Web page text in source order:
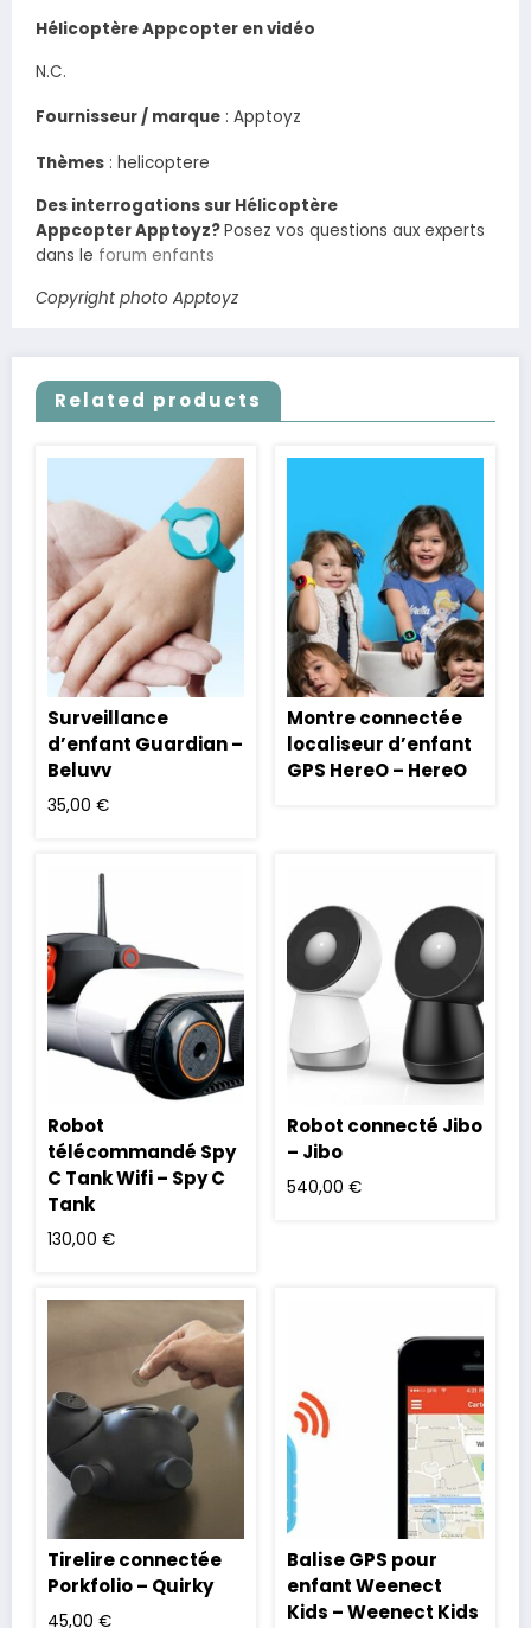
Hélicoptère Appcopter en vidéo
N.C.
Fournisseur / marque : Apptoyz
Thèmes : helicoptere
Des interrogations sur Hélicoptère
Appcopter Apptoyz?Posez vos questions aux experts
dans le forum enfants
Copyright photo Apptoyz
Related products
Surveillance
d’enfant Guardian –
Beluvv
35,00 €
Montre connectée
localiseur d’enfant
GPS HereO – HereO
Robot
télécommandé Spy
C Tank Wifi – Spy C
Tank
130,00 €
Robot connecté Jibo
– Jibo
540,00 €
Tirelire connectée
Porkfolio – Quirky
45,00 €
Balise GPS pour
enfant Weenect
Kids – Weenect Kids